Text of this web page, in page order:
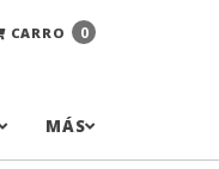
CARRO 0
MÁS